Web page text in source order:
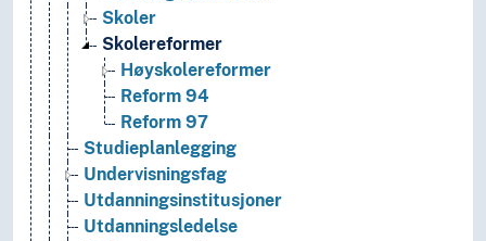
Skoler
Skolereformer
Høyskolereformer
Reform 94
Reform 97
Studieplanlegging
Undervisningsfag
Utdanningsinstitusjoner
Utdanningsledelse